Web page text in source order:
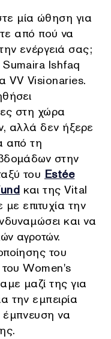
μία ώθηση για
από πού να
ενέργειά σας;
Ishfaq
VV Visionaries.
στη χώρα
αλλά δεν ήξερε
από τη
στην
του Estée
και της Vital
επιτυχία την
και να
αγροτών.
του
του Women's
μαζί της για
την εμπειρία
να